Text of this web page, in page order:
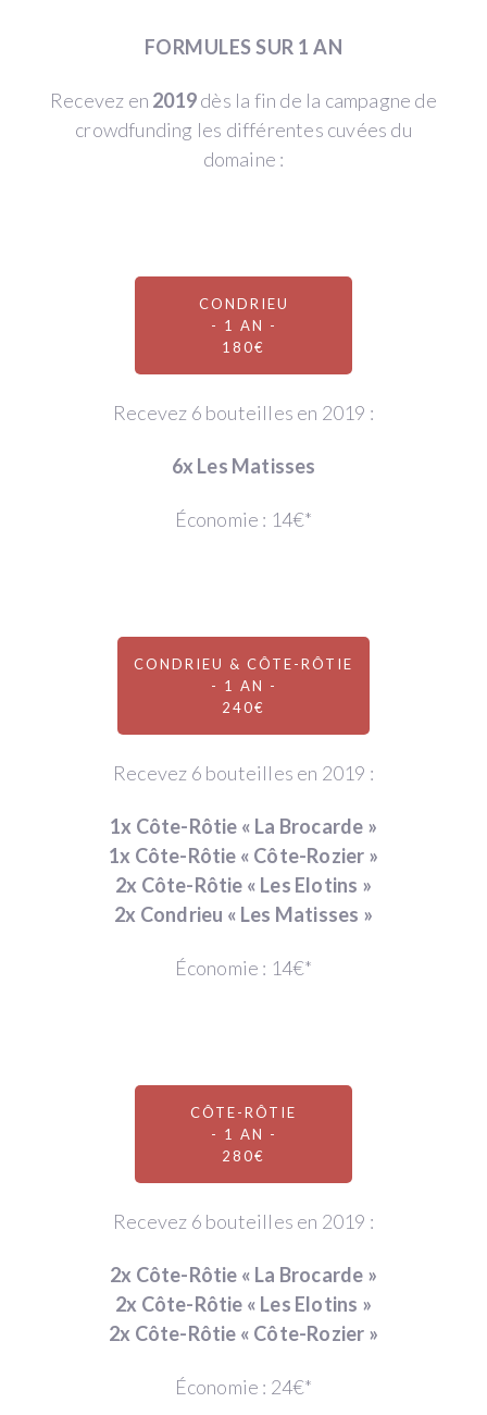
FORMULES SUR 1 AN
Recevez en 2019dès la fin de la campagne de
crowdfunding les différentes cuvées du
domaine :
CONDRIEU
- 1 AN -
180€
Recevez 6 bouteilles en 2019 :
6x Les Matisses
Économie : 14€*
CONDRIEU & CÔTE-RÔTIE
- 1 AN -
240€
Recevez 6 bouteilles en 2019 :
1x Côte-Rôtie « La Brocarde »
1x Côte-Rôtie « Côte-Rozier »
2x Côte-Rôtie « Les Elotins »
2x Condrieu « Les Matisses »
Économie : 14€*
CÔTE-RÔTIE
- 1 AN -
280€
Recevez 6 bouteilles en 2019 :
2x Côte-Rôtie « La Brocarde »
2x Côte-Rôtie « Les Elotins »
2x Côte-Rôtie « Côte-Rozier »
Économie : 24€*